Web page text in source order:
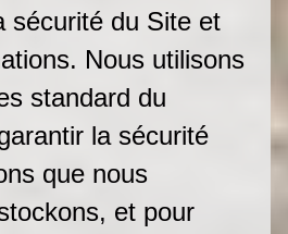
sécurité du Site et
Nous utilisons
standard du
la sécurité
que nous
et pour